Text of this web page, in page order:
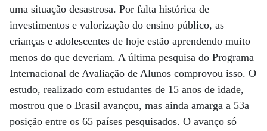
uma situação desastrosa. Por falta histórica de
investimentos e valorização do ensino público, as
crianças e adolescentes de hoje estão aprendendo muito
menos do que deveriam. A última pesquisa do Programa
Internacional de Avaliação de Alunos comprovou isso. O
estudo, realizado com estudantes de 15 anos de idade,
mostrou que o Brasil avançou, mas ainda amarga a 53a
posição entre os 65 países pesquisados. O avanço só